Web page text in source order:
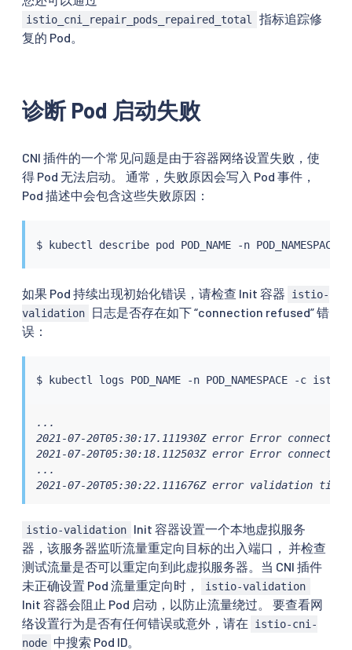
istio_cni_repair_pods_repaired_total
指标追踪修
复的 Pod。
诊断 Pod 启动失败
CNI 插件的一个常见问题是由于容器网络设置失败，使
得 Pod 无法启动。 通常，失败原因会写入 Pod 事件，
Pod 描述中会包含这些失败原因：
$ kubectl
如果 Pod 持续出现初始化错误，请检查 Init 容器
istio-
validation
日志是否存在如下 “connection refused” 错
误：
$ kubectl
...
2021-07-20T05:30:17.111930Z error Error
2021-07-20T05:30:18.112503Z error Error
...
2021-07-20T05:30:22.111676Z error validation
istio-validation
Init 容器设置一个本地虚拟服务
器，该服务器监听流量重定向目标的出入端口， 并检查
测试流量是否可以重定向到此虚拟服务器。当 CNI 插件
未正确设置 Pod 流量重定向时，
istio-validation
Init 容器会阻止 Pod 启动，以防止流量绕过。 要查看网
络设置行为是否有任何错误或意外，请在
istio-cni-
node 中搜索 Pod ID。